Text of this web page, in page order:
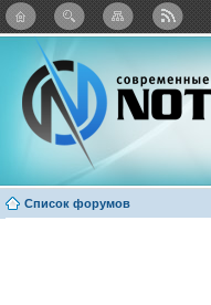
Каталог виджетов
Список форумов